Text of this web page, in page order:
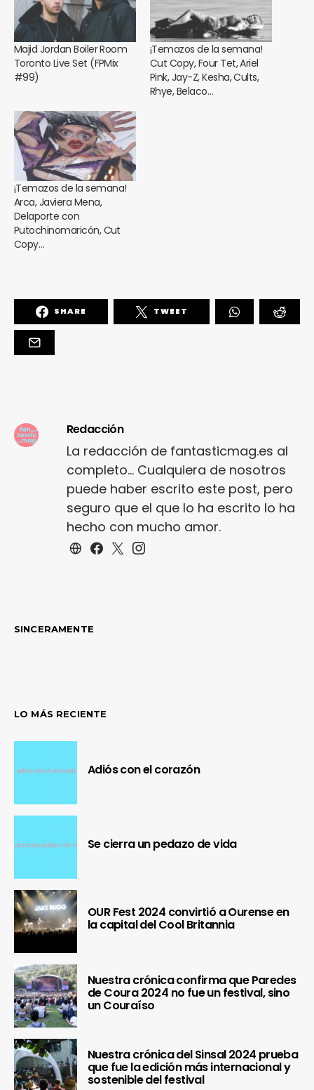
Majid Jordan Boiler Room
Toronto Live Set (FPMix
#99)
¡Temazos de la semana!
Cut Copy, Four Tet, Ariel
Pink, Jay-Z, Kesha, Cults,
Rhye, Belaco…
¡Temazos de la semana!
Arca, Javiera Mena,
Delaporte con
Putochinomaricón, Cut
Copy…
SHARE TWEET
Redacción
La redacción de fantasticmag.es al
completo... Cualquiera de nosotros
puede haber escrito este post, pero
seguro que el que lo ha escrito lo ha
hecho con mucho amor.
SINCERAMENTE
LO MÁS RECIENTE
Adiós con el corazón
Se cierra un pedazo de vida
OUR Fest 2024 convirtió a Ourense en
la capital del Cool Britannia
Nuestra crónica confirma que Paredes
de Coura 2024 no fue un festival, sino
un Couraíso
Nuestra crónica del Sinsal 2024 prueba
que fue la edición más internacional y
sostenible del festival